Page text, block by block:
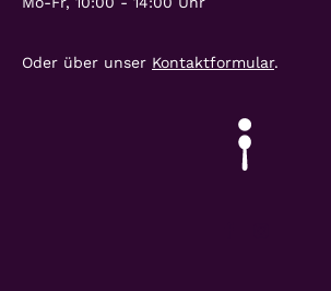
Oder über unser Kontaktformular.